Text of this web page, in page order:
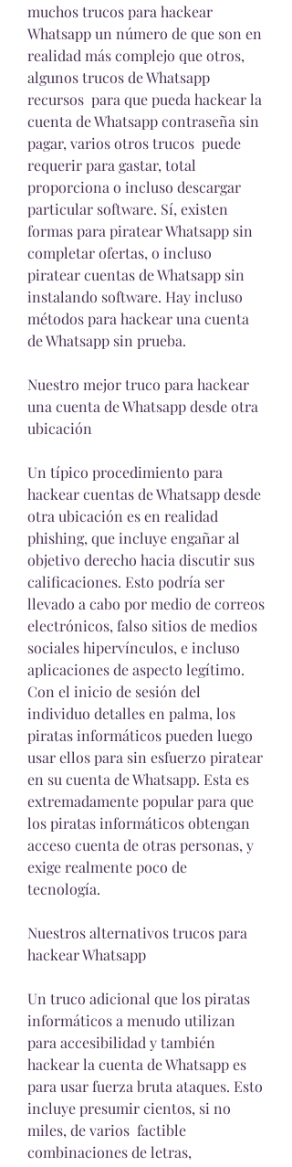
muchos trucos para hackear
Whatsapp un número de que son en
realidad más complejo que otros,
algunos trucos de Whatsapp
recursos  para que pueda hackear la
cuenta de Whatsapp contraseña sin
pagar, varios otros trucos  puede
requerir para gastar, total
proporciona o incluso descargar
particular software. Sí, existen
formas para piratear Whatsapp sin
completar ofertas, o incluso
piratear cuentas de Whatsapp sin
instalando software. Hay incluso
métodos para hackear una cuenta
de Whatsapp sin prueba.
Nuestro mejor truco para hackear
una cuenta de Whatsapp desde otra
ubicación
Un típico procedimiento para
hackear cuentas de Whatsapp desde
otra ubicación es en realidad
phishing, que incluye engañar al
objetivo derecho hacia discutir sus
calificaciones. Esto podría ser
llevado a cabo por medio de correos
electrónicos, falso sitios de medios
sociales hipervínculos, e incluso
aplicaciones de aspecto legítimo.
Con el inicio de sesión del
individuo detalles en palma, los
piratas informáticos pueden luego
usar ellos para sin esfuerzo piratear
en su cuenta de Whatsapp. Esta es
extremadamente popular para que
los piratas informáticos obtengan
acceso cuenta de otras personas, y
exige realmente poco de
tecnología.
Nuestros alternativos trucos para
hackear Whatsapp
Un truco adicional que los piratas
informáticos a menudo utilizan
para accesibilidad y también
hackear la cuenta de Whatsapp es
para usar fuerza bruta ataques. Esto
incluye presumir cientos, si no
miles, de varios  factible
combinaciones de letras,